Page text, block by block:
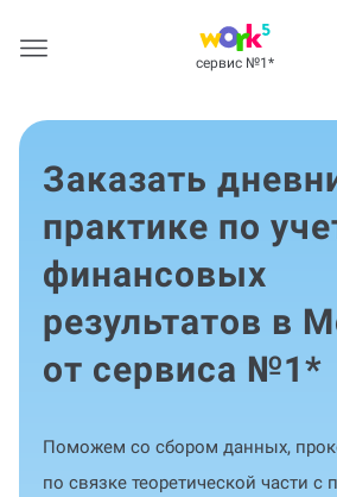
сервис №1 *
Заказать
практике по
финансовых
результатов в
от сервиса №1*
Поможем со сбором данных,
по связке теоретической части с